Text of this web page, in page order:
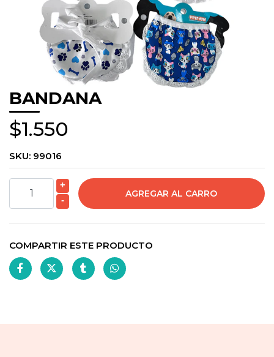
BANDANA
$1.550
SKU: 99016
+
-
COMPARTIR ESTE PRODUCTO